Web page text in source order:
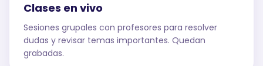
Clases en vivo
Sesiones grupales con profesores para resolver
dudas y revisar temas importantes. Quedan
grabadas.